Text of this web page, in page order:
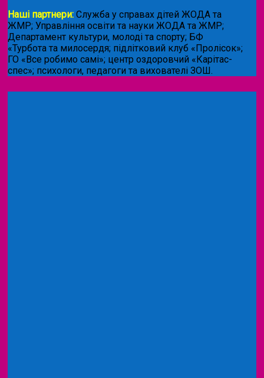
Наші партнери: Служба у справах дітей ЖОДА та
ЖМР; Управління освіти та науки ЖОДА та ЖМР;
Департамент культури, молоді та спорту; БФ
«Турбота та милосердя; підлітковий клуб «Пролісок»;
ГО «Все робимо самі»; центр оздоровчий «Карітас-
спес»; психологи, педагоги та вихователі ЗОШ.